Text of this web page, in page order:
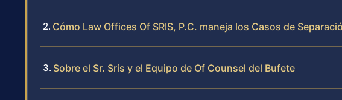
Cómo Law Offices Of SRIS, P.C. maneja los Casos de
Sobre el Sr. Sris y el Equipo de Of Counsel del Bufete